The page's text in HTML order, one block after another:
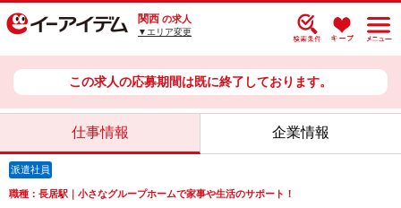
関西 の求人
▼エリア変更
この求人の応募期間は既に終了しております。
仕事情報 企業情報
派遣社員
職種：長居駅｜小さなグループホームで家事や生活のサポート！